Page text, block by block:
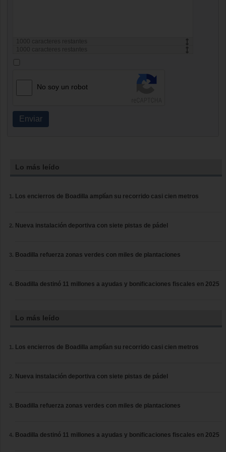
caracteres restantes
caracteres restantes
No soy un robot
Enviar
Lo más leído
Los encierros de Boadilla amplían su recorrido casi cien metros
Nueva instalación deportiva con siete pistas de pádel
Boadilla refuerza zonas verdes con miles de plantaciones
Boadilla destinó 11 millones a ayudas y bonificaciones fiscales en 2025
Lo más leído
Los encierros de Boadilla amplían su recorrido casi cien metros
Nueva instalación deportiva con siete pistas de pádel
Boadilla refuerza zonas verdes con miles de plantaciones
Boadilla destinó 11 millones a ayudas y bonificaciones fiscales en 2025